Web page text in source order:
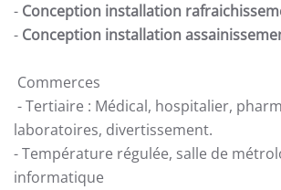
- Conception installation
- Conception installation
Commerces
- Tertiaire : Médical, hospitalier,
laboratoires, divertissement.
- Température régulée, salle de
informatique